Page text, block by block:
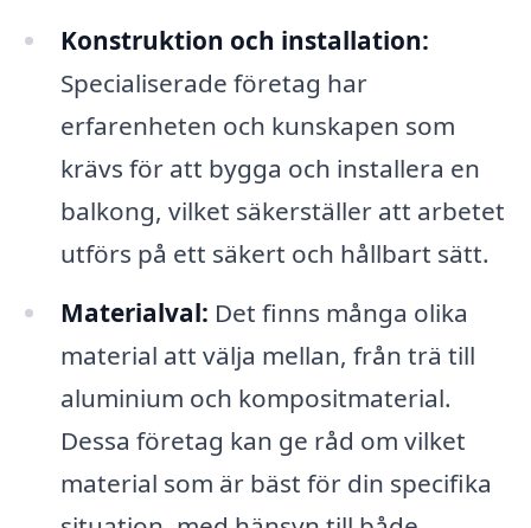
Konstruktion och installation:
Specialiserade företag har
erfarenheten och kunskapen som
krävs för att bygga och installera en
balkong, vilket säkerställer att arbetet
utförs på ett säkert och hållbart sätt.
Materialval: Det finns många olika
material att välja mellan, från trä till
aluminium och kompositmaterial.
Dessa företag kan ge råd om vilket
material som är bäst för din specifika